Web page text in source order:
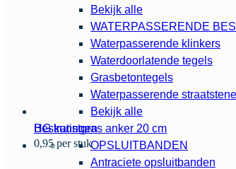
HG kunstgras anker 20 cm
0,95 per stuk
Bekijk alle
WATERPASSERENDE
Waterpasserende klinkers
Waterdoorlatende tegels
Grasbetontegels
Waterpasserende
Bekijk alle
Bestratingen
OPSLUITBANDEN
Antraciete opsluitbanden